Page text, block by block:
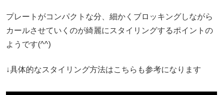
プレートがコンパクトな分、細かくブロッキングしながら
カールさせていくのが綺麗にスタイリングするポイントの
ようです(^^)
↓具体的なスタイリング方法はこちらも参考になります